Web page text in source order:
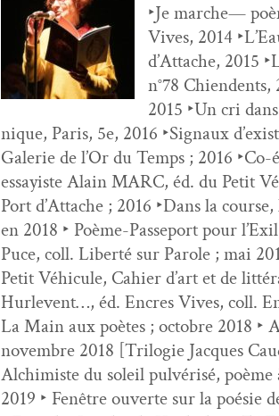
‣Je marche—
Vives, 2014
d’At­tache, 2015
n°78
2015 ‣Un cri
nique, Paris, 5e, 2016 ‣Sig­naux
Galerie de l’Or du Temps ; 2016
essay­iste Alain MARC, éd. du Petit
Port d’Attache ; 2016 ‣Dans la
en 2018 ‣ Poème-Passe­port pour
Puce, coll. Lib­erté sur Parole ; mai
Petit Véhicule, Cahi­er d’art et de
Hurlevent…, éd. Encres Vives, coll.
La Main aux poètes ; octo­bre 2018 ‣
novem­bre 2018 [Trilo­gie Jacques
Alchimiste du soleil pul­vérisé,
2019 ‣ Fenêtre ouverte sur la poésie